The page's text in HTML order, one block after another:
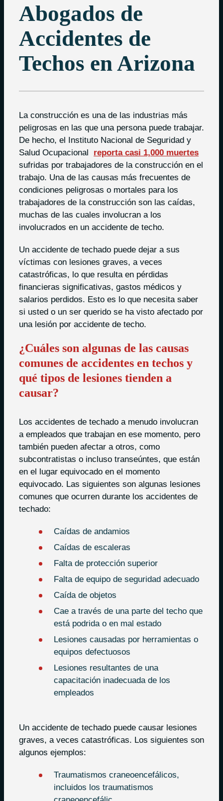
Abogados de
Accidentes de
Techos en Arizona
La construcción es una de las industrias más
peligrosas en las que una persona puede trabajar.
De hecho, el Instituto Nacional de Seguridad y
Salud Ocupacional
reporta casi 1,000 muertes
sufridas por trabajadores de la construcción en el
trabajo. Una de las causas más frecuentes de
condiciones peligrosas o mortales para los
trabajadores de la construcción son las caídas,
muchas de las cuales involucran a los
involucrados en un accidente de techo.
Un accidente de techado puede dejar a sus
víctimas con lesiones graves, a veces
catastróficas, lo que resulta en pérdidas
financieras significativas, gastos médicos y
salarios perdidos. Esto es lo que necesita saber
si usted o un ser querido se ha visto afectado por
una lesión por accidente de techo.
¿Cuáles son algunas de las causas
comunes de accidentes en techos y
qué tipos de lesiones tienden a
causar?
Los accidentes de techado a menudo involucran
a empleados que trabajan en ese momento, pero
también pueden afectar a otros, como
subcontratistas o incluso transeúntes, que están
en el lugar equivocado en el momento
equivocado. Las siguientes son algunas lesiones
comunes que ocurren durante los accidentes de
techado:
Caídas de andamios
Caídas de escaleras
Falta de protección superior
Falta de equipo de seguridad adecuado
Caída de objetos
Cae a través de una parte del techo que
está podrida o en mal estado
Lesiones causadas por herramientas o
equipos defectuosos
Lesiones resultantes de una
capacitación inadecuada de los
empleados
Un accidente de techado puede causar lesiones
graves, a veces catastróficas. Los siguientes son
algunos ejemplos:
Traumatismos craneoencefálicos,
incluidos los traumatismos